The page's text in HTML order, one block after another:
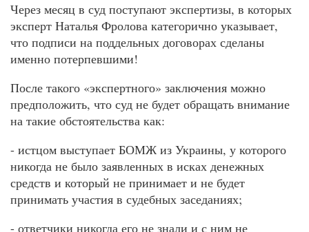
Через месяц в суд поступают экспертизы, в которых
эксперт Наталья Фролова категорично указывает,
что подписи на поддельных договорах сделаны
именно потерпевшими!
После такого «экспертного» заключения можно
предположить, что суд не будет обращать внимание
на такие обстоятельства как:
- истцом выступает БОМЖ из Украины, у которого
никогда не было заявленных в исках денежных
средств и который не принимает и не будет
принимать участия в судебных заседаниях;
- ответчики никогда его не знали и с ним не